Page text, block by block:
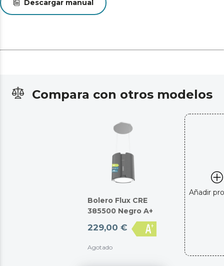
Descargar manual
Compara con otros modelos
Bolero Flux CRE
385500 Negro A+
229,00 €
Agotado
Añadir